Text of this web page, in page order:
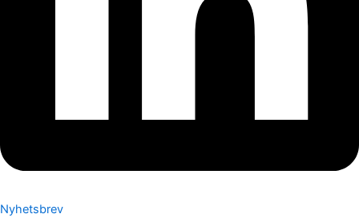
Nyhetsbrev